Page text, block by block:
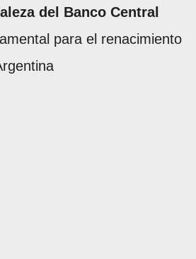
del Banco Central
para el renacimiento